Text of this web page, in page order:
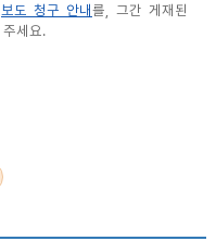
보도 청구 안내 를, 그간 게재된
세요.